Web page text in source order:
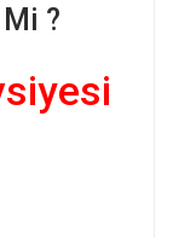
?